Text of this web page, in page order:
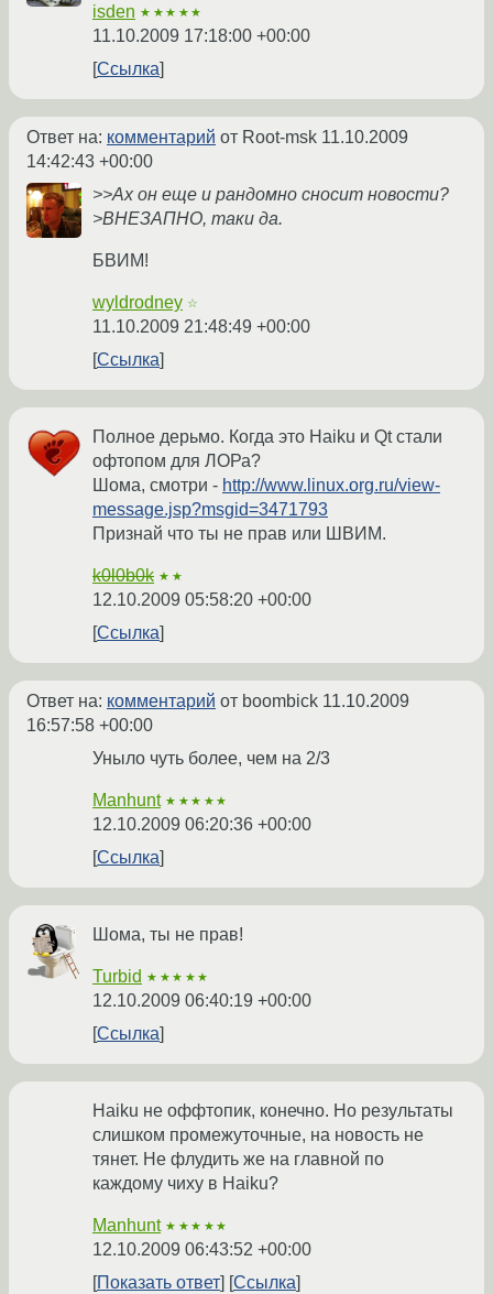
isden ★★★★★
11.10.2009 17:18:00 +00:00
Ссылка
Ответ на: комментарий от Root-msk 11.10.2009
14:42:43 +00:00
>>Ах он еще и рандомно сносит новости?
>ВНЕЗАПНО, таки да.
БВИМ!
wyldrodney ☆
11.10.2009 21:48:49 +00:00
Ссылка
Полное дерьмо. Когда это Haiku и Qt стали
офтопом для ЛОРа?
Шома, смотри - http://www.linux.org.ru/view-
message.jsp?msgid=3471793
Признай что ты не прав или ШВИМ.
k0l0b0k ★★
12.10.2009 05:58:20 +00:00
Ссылка
Ответ на: комментарий от boombick 11.10.2009
16:57:58 +00:00
Уныло чуть более, чем на 2/3
Manhunt ★★★★★
12.10.2009 06:20:36 +00:00
Ссылка
Шома, ты не прав!
Turbid ★★★★★
12.10.2009 06:40:19 +00:00
Ссылка
Haiku не оффтопик, конечно. Но результаты
слишком промежуточные, на новость не
тянет. Не флудить же на главной по
каждому чиху в Haiku?
Manhunt ★★★★★
12.10.2009 06:43:52 +00:00
Показать ответ
Ссылка